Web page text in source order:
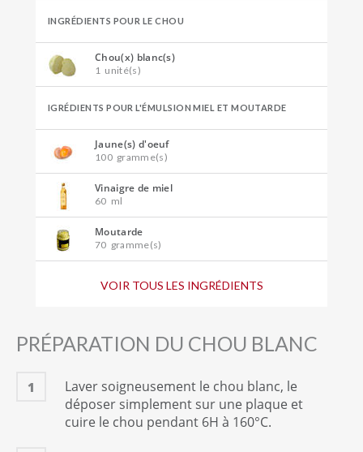
INGRÉDIENTS POUR LE CHOU
Chou(x) blanc(s)
1 unité(s)
IGRÉDIENTS POUR L'ÉMULSION MIEL ET MOUTARDE
Jaune(s) d'oeuf
100 gramme(s)
Vinaigre de miel
60 ml
Moutarde
70 gramme(s)
500 ml
VOIR TOUS LES INGRÉDIENTS
PRÉPARATION DU CHOU BLANC
1
Laver soigneusement le chou blanc, le
déposer simplement sur une plaque et
cuire le chou pendant 6H à 160°C.